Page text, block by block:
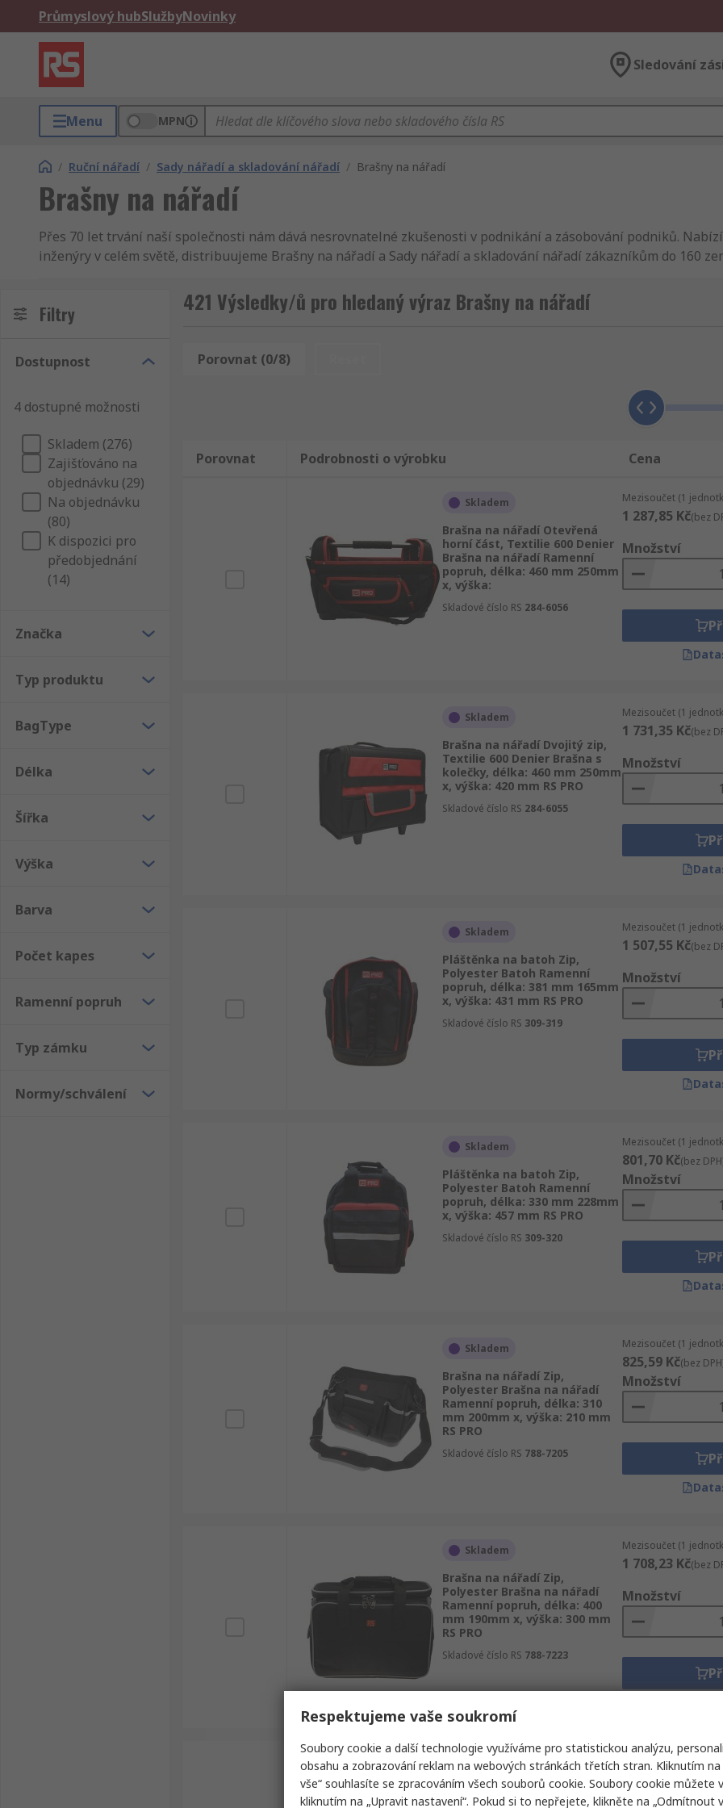
Průmyslový hubSlužbyNovinky
Sledování
Menu MPN
/ Ruční nářadí / Sady nářadí a skladování nářadí / Brašny na nářadí
Brašny na nářadí
Přes 70 let trvání naší společnosti nám dává nesrovnatelné zkušenosti v podnikání a zásobování podniků.
inženýry v celém světě, distribuujeme Brašny na nářadí a Sady nářadí a skladování nářadí zákazníkům do 160
sortimentu Mechanické produkty a nástroje. Patří sem Nástroje a Nástroje. Jako naši zákaznící si můžete
produkty a nástroje a koupit kvalitní průmyslové, elektronické zboží a náhradní díly. Jako evropský špičkový
důležitá a kdykoliv je to možné, tak zajistíme, aby Vaše dodávka obsahující Brašny na nářadí dorazila přístí den.
standarty na trhu, což znamená, že když hledáte Brašny na nářadí výrobek Carl Kammerling nebo snad Trusco,
Filtry
Dostupnost
4 dostupné možnosti
Skladem (276)
Zajišťováno na
objednávku (29)
Na objednávku
(80)
K dispozici pro
předobjednání
(14)
Značka
Typ produktu
BagType
Délka
Šířka
Výška
Barva
Počet kapes
Ramenní popruh
Typ zámku
Normy/schválení
421 Výsledky/ů pro hledaný výraz Brašny na nářadí
Porovnat (0/8)
Porovnat Podrobnosti o výrobku Cena
Skladem
Brašna na nářadí Otevřená
horní část, Textilie 600 Denier
Brašna na nářadí Ramenní
popruh, délka: 460 mm 250mm
x, výška:
Skladové číslo RS 284-6056
Mezisoučet (1
1 287,85 Kč(bez
Množství
Skladem
Brašna na nářadí Dvojitý zip,
Textilie 600 Denier Brašna s
kolečky, délka: 460 mm 250mm
x, výška: 420 mm RS PRO
Skladové číslo RS 284-6055
Mezisoučet (1
1 731,35 Kč(bez
Množství
Skladem
Pláštěnka na batoh Zip,
Polyester Batoh Ramenní
popruh, délka: 381 mm 165mm
x, výška: 431 mm RS PRO
Skladové číslo RS 309-319
Mezisoučet (1
1 507,55 Kč(bez
Množství
Skladem
Pláštěnka na batoh Zip,
Polyester Batoh Ramenní
popruh, délka: 330 mm 228mm
x, výška: 457 mm RS PRO
Skladové číslo RS 309-320
Mezisoučet (1
801,70 Kč(bez
Množství
Skladem
Brašna na nářadí Zip,
Polyester Brašna na nářadí
Ramenní popruh, délka: 310
mm 200mm x, výška: 210 mm
RS PRO
Skladové číslo RS 788-7205
Mezisoučet (1
825,59 Kč(bez
Množství
Skladem
Brašna na nářadí Zip,
Polyester Brašna na nářadí
Ramenní popruh, délka: 400
mm 190mm x, výška: 300 mm
RS PRO
Skladové číslo RS 788-7223
Mezisoučet (1
1 708,23 Kč(bez
Množství
Skladem
Brašna na nářadí Zip,
Mezisoučet (1
1 022,16 Kč(bez
Respektujeme vaše soukromí
Soubory cookie a další technologie využíváme pro statistickou analýzu,
obsahu a zobrazování reklam na webových stránkách třetích stran. Kliknutím
vše“ souhlasíte se zpracováním všech souborů cookie. Soubory cookie můžete
kliknutím na „Upravit nastavení“. Pokud si to nepřejete, klikněte na „Odmítnout